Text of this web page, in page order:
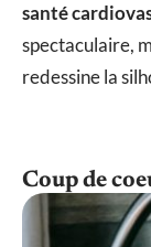
santé
spectaculaire,
redessine la
Coup de